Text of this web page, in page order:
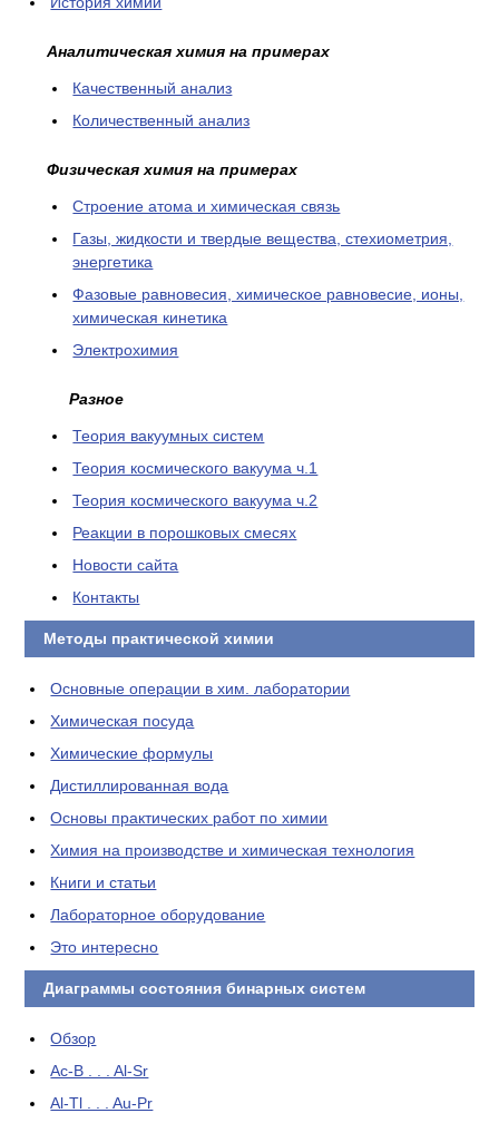
Аналитическая химия на примерах
Качественный анализ
Количественный анализ
Физическая химия на примерах
Cтроение атома и химическая связь
Газы, жидкости и твердые вещества, стехиометрия,
энергетика
Фазовые равновесия, химическое равновесие, ионы,
химическая кинетика
Электрохимия
Разное
Теория вакуумных систем
Теория космического вакуума ч.1
Теория космического вакуума ч.2
Реакции в порошковых смесях
Новости сайта
Контакты
Методы практической химии
Основные операции в хим. лаборатории
Химическая посуда
Химические формулы
Дистиллированная вода
Основы практических работ по химии
Химия на производстве и химическая технология
Книги и статьи
Лабораторное оборудование
Это интересно
Диаграммы состояния бинарных систем
Обзор
Ac-B . . . Al-Sr
Al-Tl . . . Au-Pr